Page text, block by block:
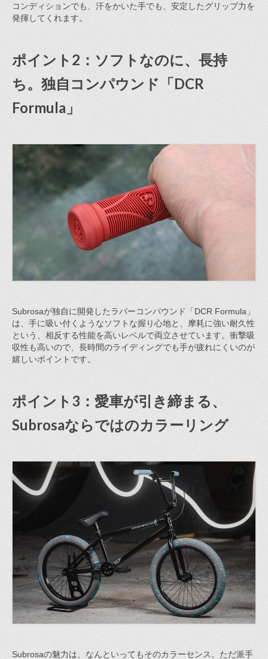
コンディションでも、汗をかいた手でも、安定したグリップ力を
発揮してくれます。
ポイント2：ソフトなのに、長持
ち。独自コンパウンド「DCR
Formula」
Subrosaが独自に開発したラバーコンパウンド「DCR Formula」
は、手に吸い付くようなソフトな握り心地と、摩耗に強い耐久性
という、相反する性能を高いレベルで両立させています。衝撃吸
収性も高いので、長時間のライディングでも手が疲れにくいのが
嬉しいポイントです。
ポイント3：愛車が引き締まる、
Subrosaならではのカラーリング
Subrosaの魅力は、なんといってもそのカラーセンス。ただ派手